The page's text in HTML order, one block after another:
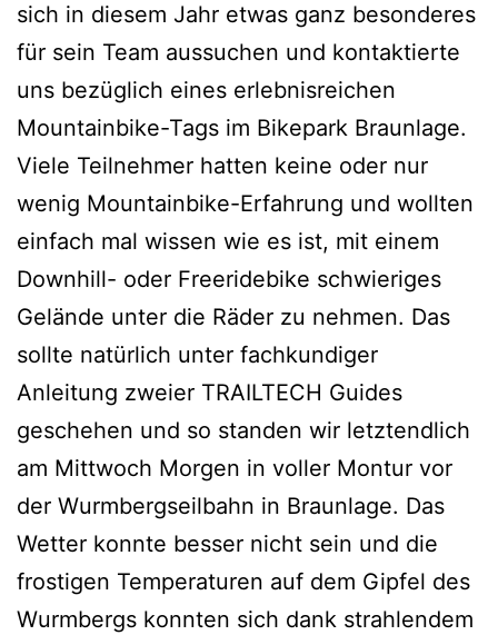
sich in diesem Jahr etwas ganz besonderes
für sein Team aussuchen und kontaktierte
uns bezüglich eines erlebnisreichen
Mountainbike-Tags im Bikepark Braunlage.
Viele Teilnehmer hatten keine oder nur
wenig Mountainbike-Erfahrung und wollten
einfach mal wissen wie es ist, mit einem
Downhill- oder Freeridebike schwieriges
Gelände unter die Räder zu nehmen. Das
sollte natürlich unter fachkundiger
Anleitung zweier TRAILTECH Guides
geschehen und so standen wir letztendlich
am Mittwoch Morgen in voller Montur vor
der Wurmbergseilbahn in Braunlage. Das
Wetter konnte besser nicht sein und die
frostigen Temperaturen auf dem Gipfel des
Wurmbergs konnten sich dank strahlendem